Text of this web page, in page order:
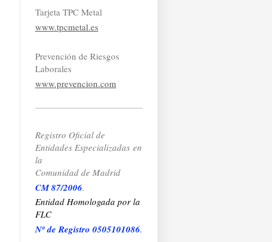
Tarjeta TPC Metal
www.tpcmetal.es
Prevención de Riesgos
Laborales
www.prevencion.com
Registro Oficial de
Entidades Especializadas en
la
Comunidad de Madrid
CM 87/2006.
Entidad Homologada por la
FLC
Nº de Registro 0505101086.